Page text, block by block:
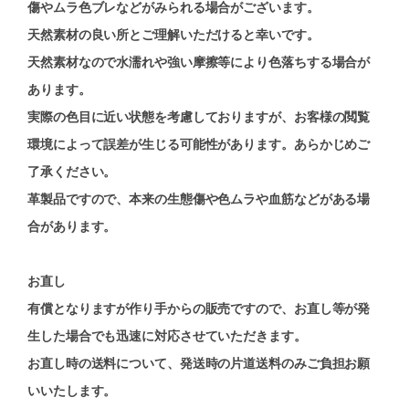
傷やムラ色ブレなどがみられる場合がございます。
天然素材の良い所とご理解いただけると幸いです。
天然素材なので水濡れや強い摩擦等により色落ちする場合が
あります。
実際の色目に近い状態を考慮しておりますが、お客様の閲覧
環境によって誤差が生じる可能性があります。あらかじめご
了承ください。
革製品ですので、本来の生態傷や色ムラや血筋などがある場
合があります。
お直し
有償となりますが作り手からの販売ですので、お直し等が発
生した場合でも迅速に対応させていただきます。
お直し時の送料について、発送時の片道送料のみご負担お願
いいたします。